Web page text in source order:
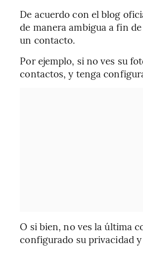
De acuerdo con el blog
de manera ambigua a fin
un contacto.
Por ejemplo, si no ves su
contactos, y tenga
O si bien, no ves la última
configurado su privacidad